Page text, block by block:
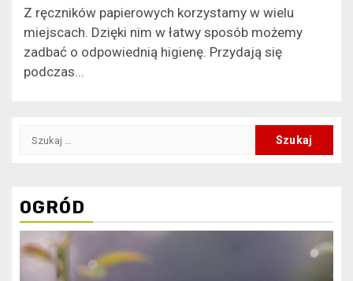
Z ręczników papierowych korzystamy w wielu
miejscach. Dzięki nim w łatwy sposób możemy
zadbać o odpowiednią higienę. Przydają się
podczas...
Szukaj:
OGRÓD